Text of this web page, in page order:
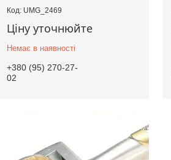
UMG_2469
Ціну уточнюйте
Немає в наявності
+380 (95) 270-27-
02